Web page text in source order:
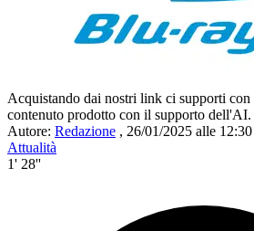
Acquistando dai nostri link ci supporti con
contenuto prodotto con il supporto dell'AI.
Autore: Redazione , 26/01/2025 alle 12:30
Attualità
1' 28''